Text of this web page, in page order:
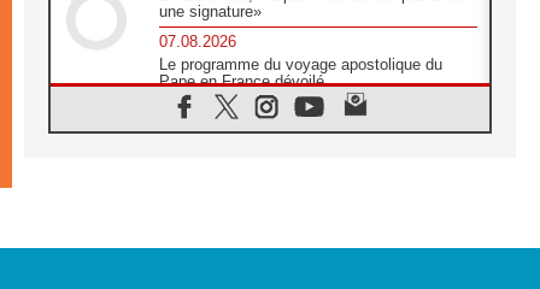
une signature»
07.08.2026
Le programme du voyage apostolique du
Pape en France dévoilé
07.08.2026
1ère Conférence continentale sur l'éducation
07.08.2026